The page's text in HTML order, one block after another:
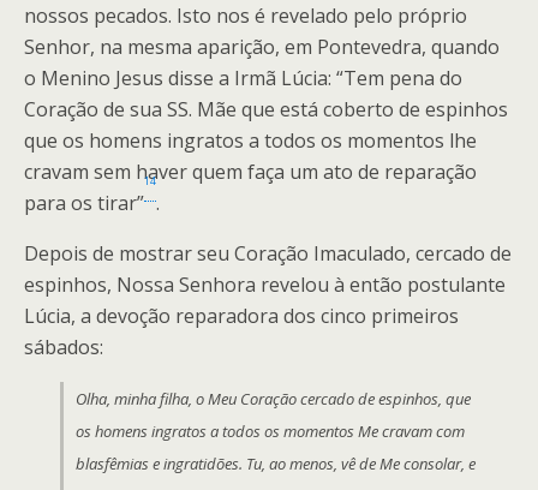
nossos pecados. Isto nos é revelado pelo próprio
Senhor, na mesma aparição, em Pontevedra, quando
o Menino Jesus disse a Irmã Lúcia: “Tem pena do
Coração de sua SS. Mãe que está coberto de espinhos
que os homens ingratos a todos os momentos lhe
cravam sem haver quem faça um ato de reparação
para os tirar”
14
.
Depois de mostrar seu Coração Imaculado, cercado de
espinhos, Nossa Senhora revelou à então postulante
Lúcia, a devoção reparadora dos cinco primeiros
sábados:
Olha, minha filha, o Meu Coração cercado de espinhos, que
os homens ingratos a todos os momentos Me cravam com
blasfêmias e ingratidões. Tu, ao menos, vê de Me consolar, e